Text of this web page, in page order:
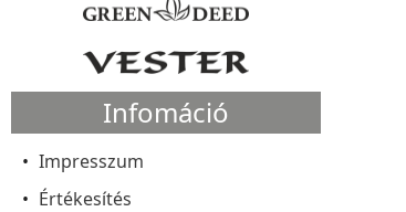
Infomáció
Impresszum
Értékesítés